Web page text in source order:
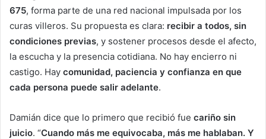
675, forma parte de una red nacional impulsada por los
curas villeros. Su propuesta es clara: recibir a todos, sin
condiciones previas, y sostener procesos desde el afecto,
la escucha y la presencia cotidiana. No hay encierro ni
castigo. Hay comunidad, paciencia y confianza en que
cada persona puede salir adelante.
Damián dice que lo primero que recibió fue cariño sin
juicio. “Cuando más me equivocaba, más me hablaban. Y